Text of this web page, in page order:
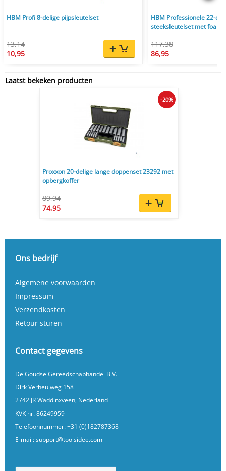
HBM Profi 8-delige pijpsleutelset
13,14
10,95
HBM Professionele 22-
steeksleutelset met foam
545 x 60 mm
117,38
86,95
Laatst bekeken producten
Proxxon 20-delige lange doppenset 23292 met
opbergkoffer
89,94
74,95
-20%
Ons bedrijf
Algemene voorwaarden
Impressum
Verzendkosten
Retour sturen
Contact gegevens
De Goudse Gereedschaphandel B.V.
Dirk Verheulweg 158
2742 JR Waddinxveen, Nederland
KVK nr. 86249959
Telefoonnummer:+31 (0)182787368
E-mail:support@toolsidee.com